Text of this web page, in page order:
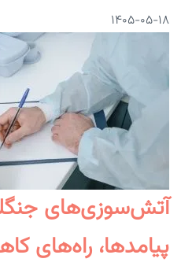
۱۴۰۵-۰۵-۱۸
آتش‌سوزی‌های
پیامدها، راه‌های